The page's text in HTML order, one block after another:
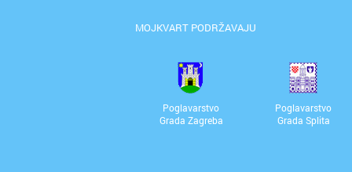
MOJKVART PODRŽAVAJU
Poglavarstvo
Grada Zagreba
Poglavarstvo
Grada Splita